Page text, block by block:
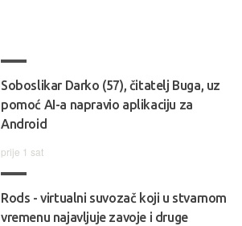
Soboslikar Darko (57), čitatelj Buga, uz
pomoć AI-a napravio aplikaciju za
Android
prije 1 sat
Rods - virtualni suvozač koji u stvarnom
vremenu najavljuje zavoje i druge